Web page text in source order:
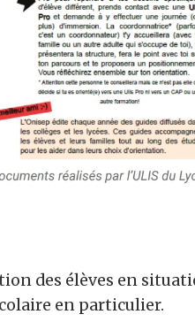
des élèves en
en particulier.